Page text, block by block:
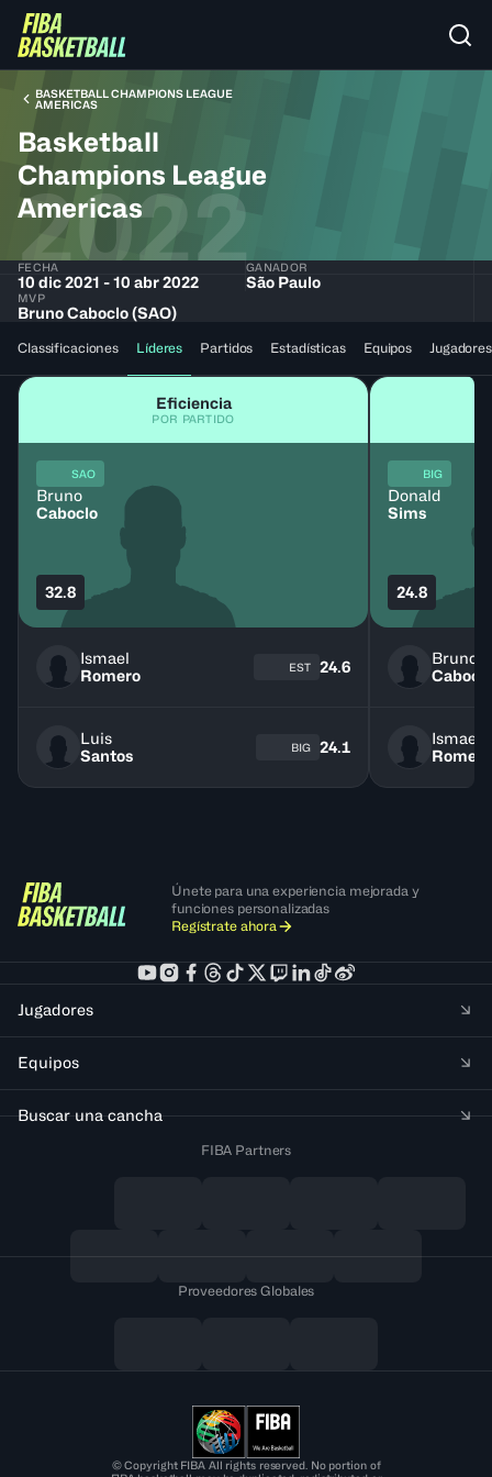
BASKETBALL CHAMPIONS LEAGUE
AMERICAS
Basketball
Champions League
Americas
2022
FECHA
10 dic 2021 - 10 abr 2022
GANADOR
São Paulo
MVP
Bruno Caboclo (SAO)
Classificaciones Líderes Partidos Estadísticas Equipos Jugadores
Eficiencia
POR PARTIDO
SAO
Bruno
Caboclo
32.8
Ismael
Romero
EST 24.6
Luis
Santos
BIG 24.1
BIG
Donald
Sims
24.8
Bruno
Caboclo
Ismael
Romero
Únete para una experiencia mejorada y
funciones personalizadas
Regístrate ahora
Jugadores
Equipos
Buscar una cancha
FIBA Partners
Proveedores Globales
© Copyright FIBA All rights reserved. No portion of